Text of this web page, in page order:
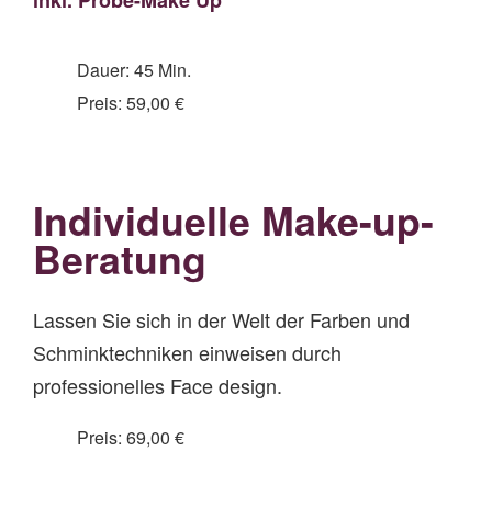
Dauer: 45 Min.
Preis: 59,00 €
Individuelle Make-up-
Beratung
Lassen Sie sich in der Welt der Farben und
Schminktechniken einweisen durch
professionelles Face design.
Preis: 69,00 €